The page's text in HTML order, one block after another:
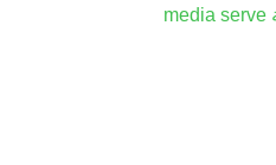
media serve